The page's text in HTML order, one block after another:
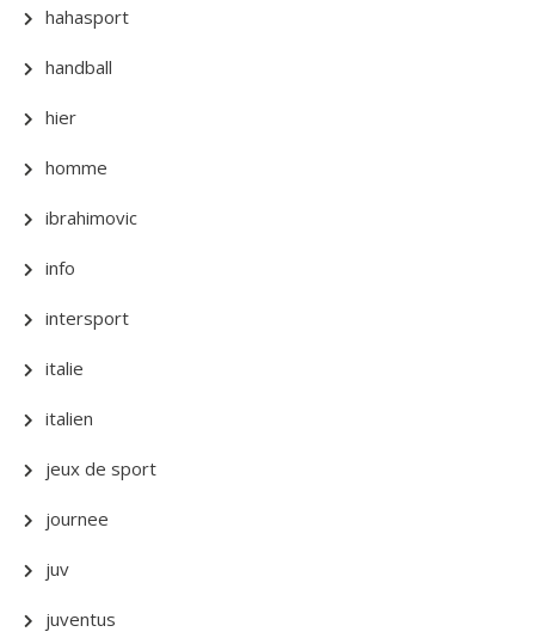
hahasport
handball
hier
homme
ibrahimovic
info
intersport
italie
italien
jeux de sport
journee
juv
juventus